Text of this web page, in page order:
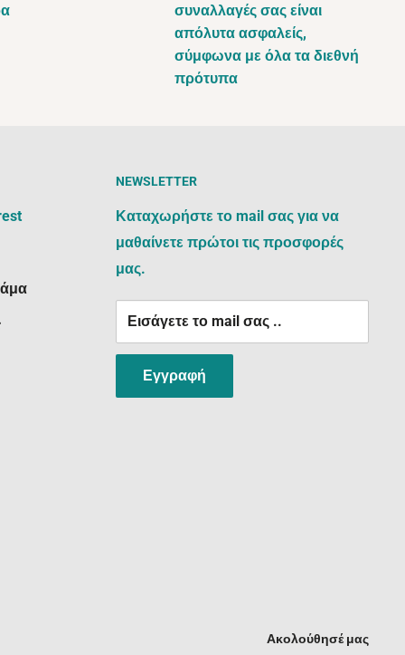
συναλλαγές σας είναι
απόλυτα ασφαλείς,
σύμφωνα με όλα τα διεθνή
πρότυπα
NEWSLETTER
Καταχωρήστε το mail σας για να
μαθαίνετε πρώτοι τις προσφορές
μας.
Εισάγετε το mail σας ..
Εγγραφή
Ακολούθησέ μας